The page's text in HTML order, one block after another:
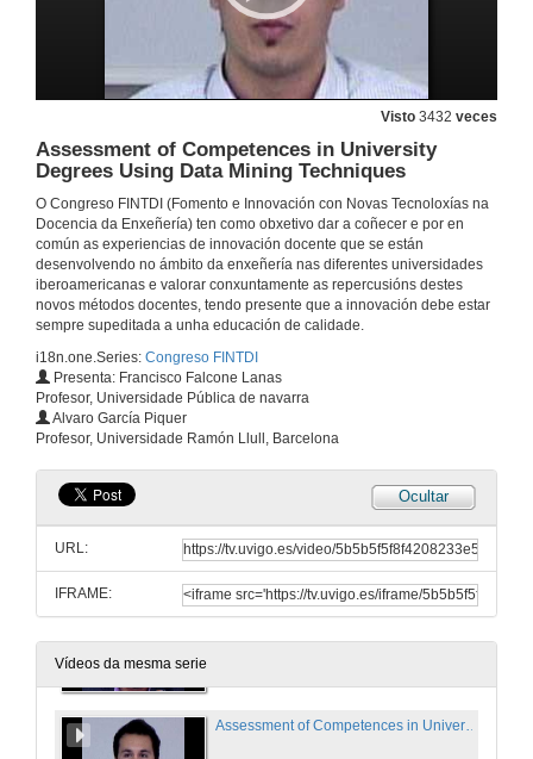
Visto 3432 veces
Assessment of Competences in University
Degrees Using Data Mining Techniques
O Congreso FINTDI (Fomento e Innovación con Novas Tecnoloxías na
Docencia da Enxeñería) ten como obxetivo dar a coñecer e por en
común as experiencias de innovación docente que se están
desenvolvendo no ámbito da enxeñería nas diferentes universidades
iberoamericanas e valorar conxuntamente as repercusións destes
novos métodos docentes, tendo presente que a innovación debe estar
sempre supeditada a unha educación de calidade.
i18n.one.Series: Congreso FINTDI
Presenta: Francisco Falcone Lanas
Profesor, Universidade Pública de navarra
Alvaro García Piquer
Profesor, Universidade Ramón Llull, Barcelona
Ocultar
URL:
IFRAME:
Vídeos da mesma serie
14 de dec. de 2009
Importância das Colaboraçôes com a Industria e das Actividades dos Ramos Estudantis no Ensino da Emgenharia
14 de dec. de 2009
Módulo Web para a Xeración Automática de Exercicios de Deseño de Bases de Datos con Corrección e Evaluación Automática das Respostas dos Alumnos
14 de dec. de 2009
e-Liza: Componente Moodle para a Autoavaliación Interactiva de Coñecementos
Assessment of Competences in University Degrees Using Data Mining Techniques